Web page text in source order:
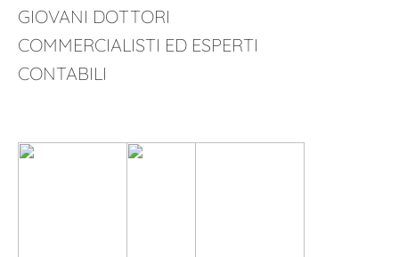
GIOVANI DOTTORI
COMMERCIALISTI ED ESPERTI
CONTABILI